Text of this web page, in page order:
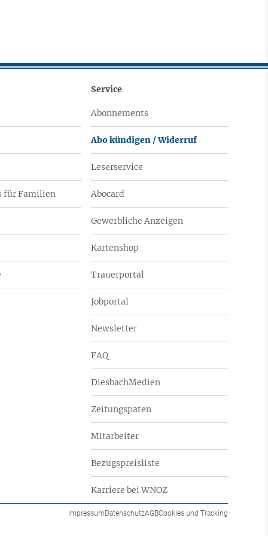
für Familien
Service
Abonnements
Abo kündigen / Widerruf
Leserservice
Abocard
Gewerbliche Anzeigen
Kartenshop
Trauerportal
Jobportal
Newsletter
FAQ
DiesbachMedien
Zeitungspaten
Mitarbeiter
Bezugspreisliste
Karriere bei WNOZ
ImpressumDatenschutzAGBCookies und Tracking